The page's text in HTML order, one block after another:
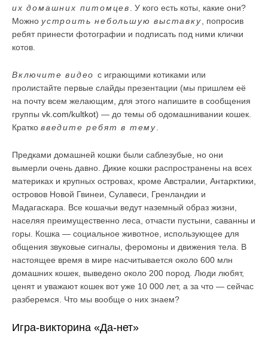
их домашних питомцев
. У кого есть коты, какие они?
Можно устроить небольшую выставку , попросив
ребят принести фотографии и подписать под ними клички
котов.
Включите видео с играющими котиками или
пролистайте первые слайды презентации (мы пришлем её
на почту всем желающим, для этого напишите в сообщения
группы vk.com/kultkot) — до темы об одомашнивании кошек.
Кратко введите ребят в тему
Предками домашней кошки были саблезубые, но они
вымерли очень давно. Дикие кошки распространены на всех
материках и крупных островах, кроме Австралии, Антарктики,
островов Новой Гвинеи, Сулавеси, Гренландии и
Мадагаскара. Все кошачьи ведут наземный образ жизни,
населяя преимущественно леса, отчасти пустыни, саванны и
горы. Кошка — социальное животное, использующее для
общения звуковые сигналы, феромоны и движения тела. В
настоящее время в мире насчитывается около 600 млн
домашних кошек, выведено около 200 пород. Люди любят,
ценят и уважают кошек вот уже 10 000 лет, а за что — сейчас
разберемся. Что мы вообще о них знаем?
Игра-викторина «Да-нет»